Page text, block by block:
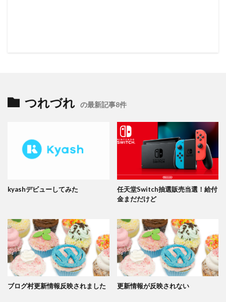
つれづれ の最新記事8件
kyashデビューしてみた
任天堂Switch抽選販売当選！給付
金まだだけど
ブログ村更新情報反映されました 更新情報が反映されない